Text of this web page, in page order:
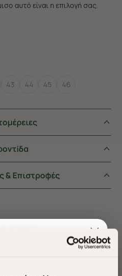
αυτό είναι η επιλογή σας.
43 44 45 46
& Επιστροφές
ΕΣΑΣ